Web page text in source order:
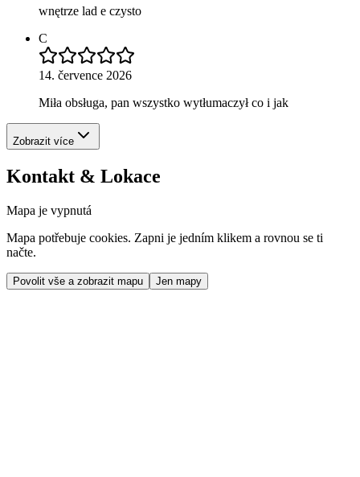
wnętrze lad e czysto
C
14. července 2026
Miła obsługa, pan wszystko wytłumaczył co i jak
Zobrazit více
Kontakt & Lokace
Mapa je vypnutá
Mapa potřebuje cookies. Zapni je jedním klikem a rovnou se ti
načte.
Povolit vše a zobrazit mapu Jen mapy